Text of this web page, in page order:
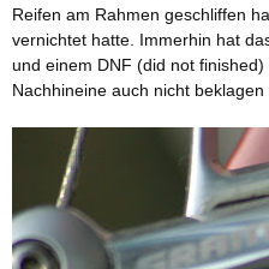
Reifen am Rahmen geschliffen
vernichtet hatte. Immerhin hat
und einem DNF (did not
Nachhineine auch nicht beklagen